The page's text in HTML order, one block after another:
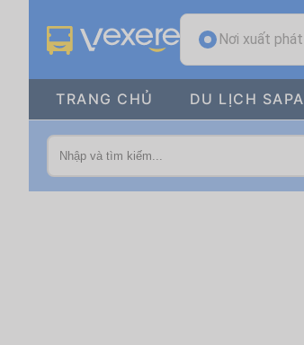
Nơi xuất phát
TRANG CHỦ DU LỊCH SAPA